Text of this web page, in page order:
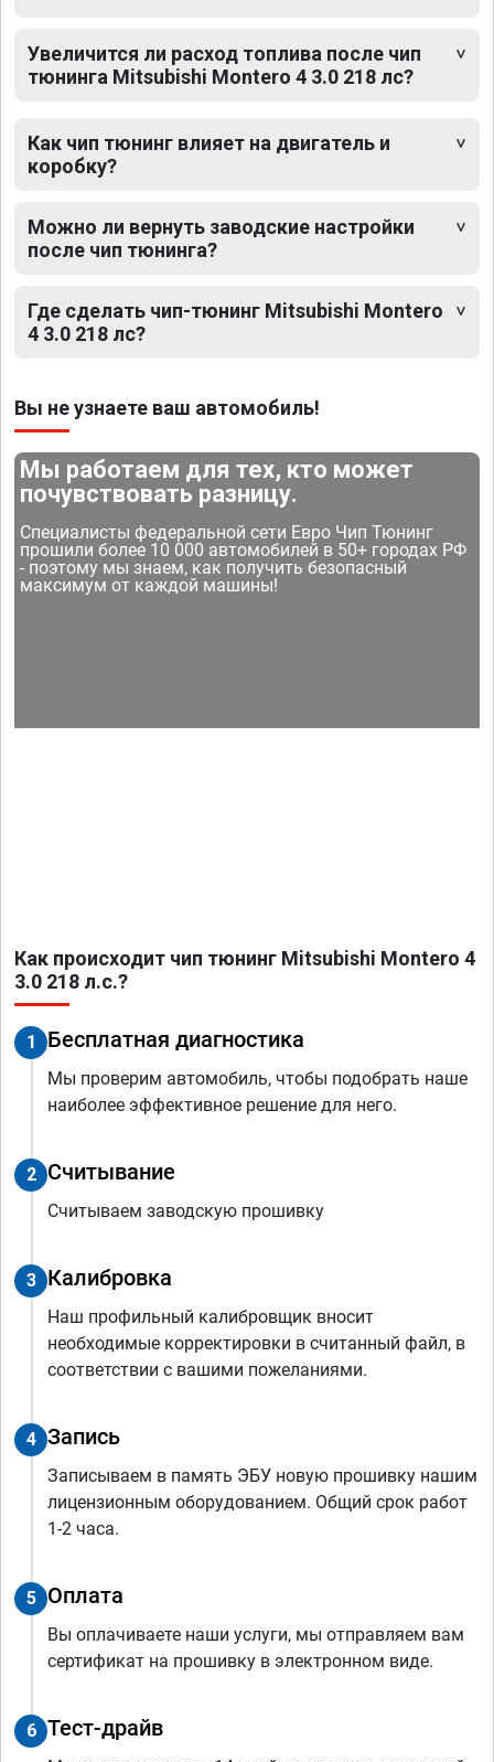
Увеличится ли расход топлива после чип
тюнинга Mitsubishi Montero 4 3.0 218 лс?
Как чип тюнинг влияет на двигатель и
коробку?
Можно ли вернуть заводские настройки
после чип тюнинга?
Где сделать чип-тюнинг Mitsubishi Montero
4 3.0 218 лс?
Вы не узнаете ваш автомобиль!
Мы работаем для тех, кто может
почувствовать разницу.
Специалисты федеральной сети Евро Чип Тюнинг
прошили более 10 000 автомобилей в 50+ городах РФ
- поэтому мы знаем, как получить безопасный
максимум от каждой машины!
Как происходит чип тюнинг Mitsubishi Montero 4
3.0 218 л.с.?
1 Бесплатная диагностика
Мы проверим автомобиль, чтобы подобрать наше
наиболее эффективное решение для него.
2 Считывание
Считываем заводскую прошивку
3 Калибровка
Наш профильный калибровщик вносит
необходимые корректировки в считанный файл, в
соответствии с вашими пожеланиями.
4 Запись
Записываем в память ЭБУ новую прошивку нашим
лицензионным оборудованием. Общий срок работ
1-2 часа.
5 Оплата
Вы оплачиваете наши услуги, мы отправляем вам
сертификат на прошивку в электронном виде.
6 Тест-драйв